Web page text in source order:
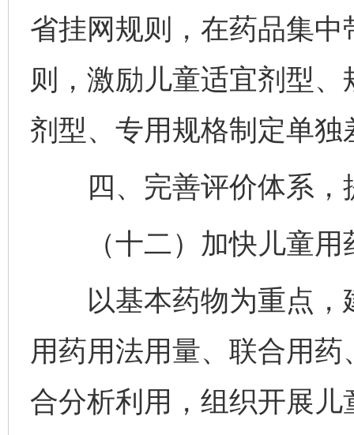
省挂网规则，在药品集
则，激励儿童适宜剂型
剂型、专用规格制定单独
四、完善评价体系，
（十二）加快儿童用
以基本药物为重点，
用药用法用量、联合用
合分析利用，组织开展